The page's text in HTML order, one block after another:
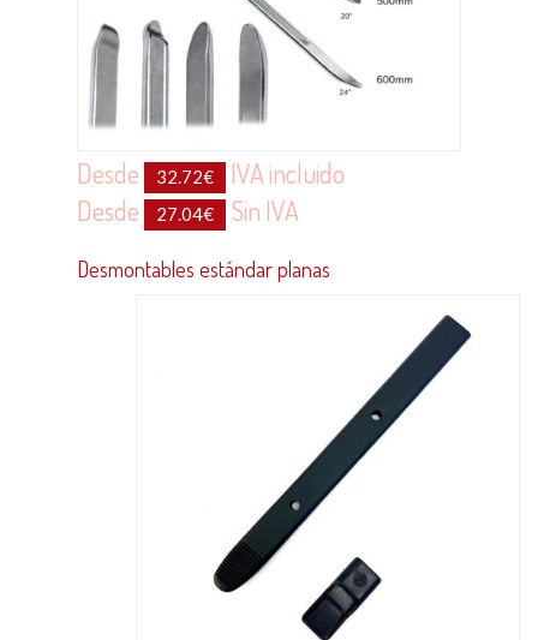
Desde 32.72€
IVA incluido
Desde
27.04€ Sin IVA
Desmontables estándar planas